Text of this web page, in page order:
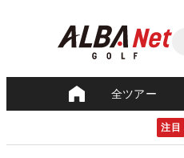
全ツアー
注目